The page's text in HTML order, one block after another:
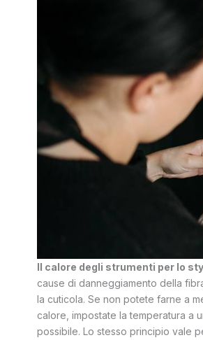
Il calore degli strumenti per lo
cause di danneggiamento della
la cuticola. Se non potete farne a
calore, impostate la temperatura a
possibile. Lo stesso principio vale